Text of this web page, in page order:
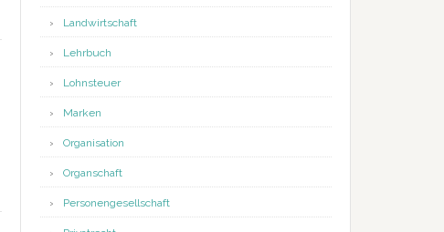
Landwirtschaft
Lehrbuch
Lohnsteuer
Marken
Organisation
Organschaft
Personengesellschaft